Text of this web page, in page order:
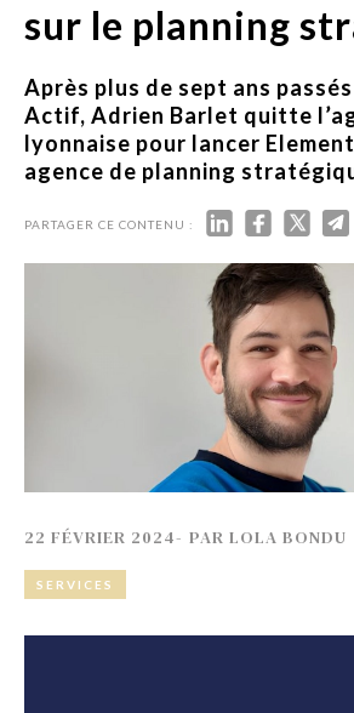
sur le planning
Après plus de sept ans
Actif, Adrien Barlet quitte
lyonnaise pour lancer
agence de planning
PARTAGER CE CONTENU :
22 FÉVRIER 2024- PAR LOLA BONDU
SERVICES